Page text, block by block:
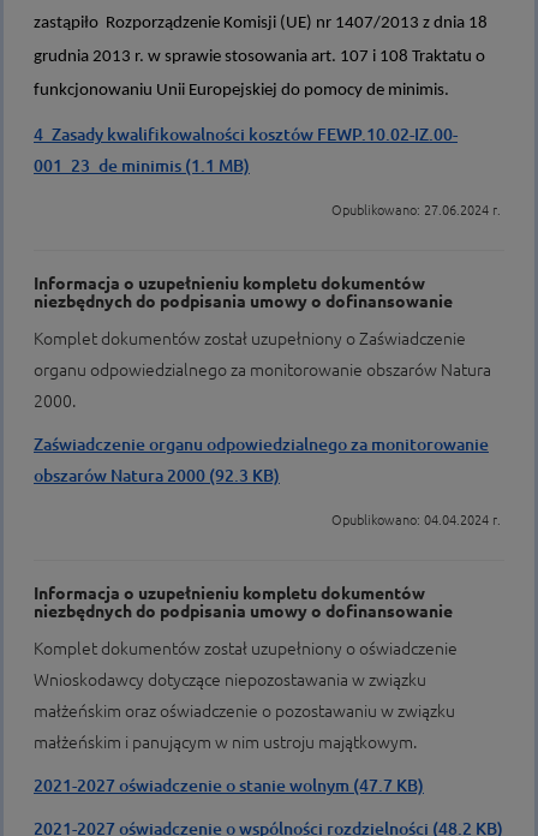
zastąpiło Rozporządzenie Komisji (UE) nr 1407/2013 z dnia 18
grudnia 2013 r. w sprawie stosowania art. 107 i 108 Traktatu o
funkcjonowaniu Unii Europejskiej do pomocy de minimis.
4_Zasady kwalifikowalności kosztów FEWP.10.02-IZ.00-
001_23_de minimis (1.1 MB)
Opublikowano: 27.06.2024 r.
Informacja o uzupełnieniu kompletu dokumentów
niezbędnych do podpisania umowy o dofinansowanie
Komplet dokumentów został uzupełniony o Zaświadczenie
organu odpowiedzialnego za monitorowanie obszarów Natura
2000.
Zaświadczenie organu odpowiedzialnego za monitorowanie
obszarów Natura 2000 (92.3 KB)
Opublikowano: 04.04.2024 r.
Informacja o uzupełnieniu kompletu dokumentów
niezbędnych do podpisania umowy o dofinansowanie
Komplet dokumentów został uzupełniony o oświadczenie
Wnioskodawcy dotyczące niepozostawania w związku
małżeńskim oraz oświadczenie o pozostawaniu w związku
małżeńskim i panującym w nim ustroju majątkowym.
2021-2027 oświadczenie o stanie wolnym (47.7 KB)
2021-2027 oświadczenie o wspólności rozdzielności (48.2 KB)